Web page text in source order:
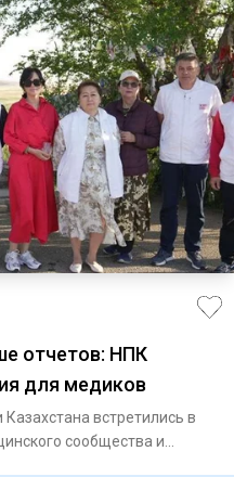
отчетов: НПК
для медиков
встретились в
сообщества и